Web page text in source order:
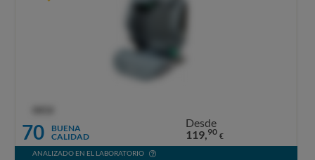
70
BUENA
CALIDAD
Desde
119,90 €
ANALIZADO EN EL LABORATORIO